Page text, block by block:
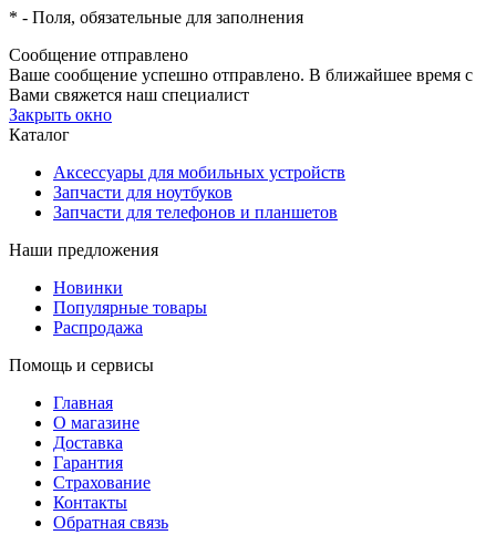
* - Поля, обязательные для заполнения
Сообщение отправлено
Ваше сообщение успешно отправлено. В ближайшее время с
Вами свяжется наш специалист
Закрыть окно
Каталог
Аксессуары для мобильных устройств
Запчасти для ноутбуков
Запчасти для телефонов и планшетов
Наши предложения
Новинки
Популярные товары
Распродажа
Помощь и сервисы
Главная
О магазине
Доставка
Гарантия
Страхование
Контакты
Обратная связь